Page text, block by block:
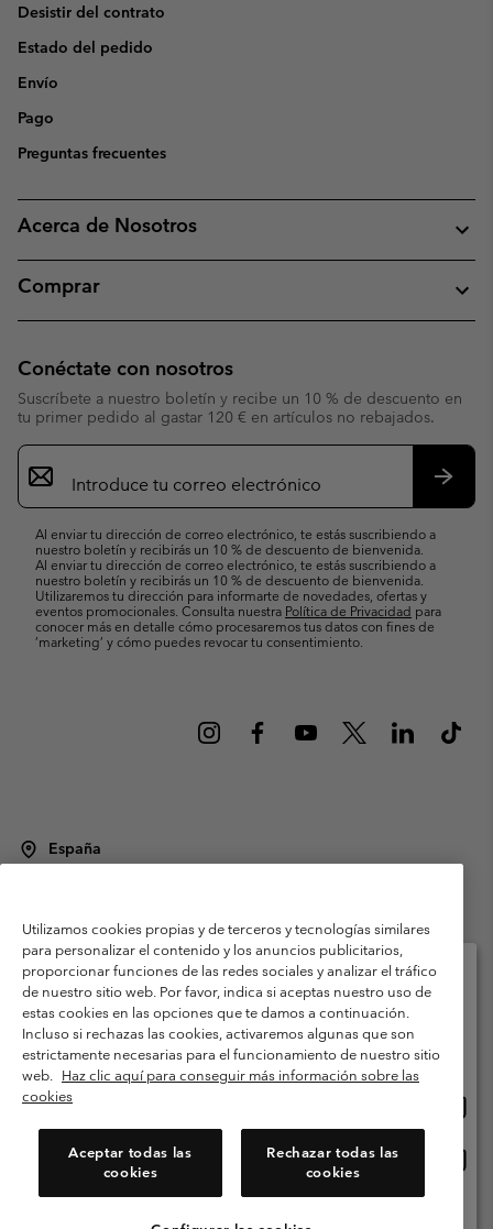
Desistir del contrato
Estado del pedido
Envío
Pago
Preguntas frecuentes
Acerca de Nosotros
Comprar
Conéctate con nosotros
Suscríbete a nuestro boletín y recibe un 10 % de descuento en
tu primer pedido al gastar 120 € en artículos no rebajados.
Suscripción
de
correo
Al enviar tu dirección de correo electrónico, te estás suscribiendo a
nuestro boletín y recibirás un 10 % de descuento de bienvenida.
Al enviar tu dirección de correo electrónico, te estás suscribiendo a
nuestro boletín y recibirás un 10 % de descuento de bienvenida.
Utilizaremos tu dirección para informarte de novedades, ofertas y
eventos promocionales. Consulta nuestra Política de Privacidad para
conocer más en detalle cómo procesaremos tus datos con fines de
’marketing’ y cómo puedes revocar tu consentimiento.
España
Condiciones de uso
Terminos de Venta
Garantía
Política de Privacidad
Términos y condiciones del programa de miembros
Términos De Uso Del Contenido Generado Por Los Usuarios
Impressum
Cookies Public CBCR
Utilizamos cookies propias y de terceros y tecnologías similares
para personalizar el contenido y los anuncios publicitarios,
proporcionar funciones de las redes sociales y analizar el tráfico
de nuestro sitio web. Por favor, indica si aceptas nuestro uso de
estas cookies en las opciones que te damos a continuación.
Incluso si rechazas las cookies, activaremos algunas que son
estrictamente necesarias para el funcionamiento de nuestro sitio
web. Haz clic aquí para conseguir más información sobre las
cookies
Aceptar todas las
cookies
Rechazar todas las
cookies
Selecciona tu país e idioma envío
Compras en línea disponibles
línea
España
Ver Todos Los Países